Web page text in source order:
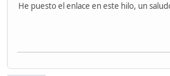
He puesto el enlace en este hilo, un